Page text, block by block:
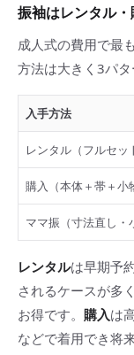
振袖はレンタル
成人式の費用で最
方法は大きく3パタ
入手方法
レンタル（フルセッ
購入（本体＋帯＋小
ママ振（寸法直し・
レンタルは早期予
されるケースが多
お得です。 購入は
などで着用でき将